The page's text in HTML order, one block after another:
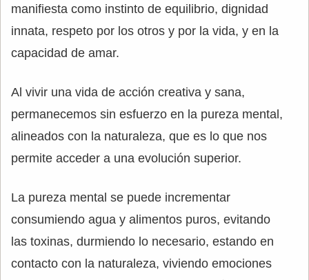
manifiesta como instinto de equilibrio, dignidad
innata, respeto por los otros y por la vida, y en la
capacidad de amar.
Al vivir una vida de acción creativa y sana,
permanecemos sin esfuerzo en la pureza mental,
alineados con la naturaleza, que es lo que nos
permite acceder a una evolución superior.
La pureza mental se puede incrementar
consumiendo agua y alimentos puros, evitando
las toxinas, durmiendo lo necesario, estando en
contacto con la naturaleza, viviendo emociones